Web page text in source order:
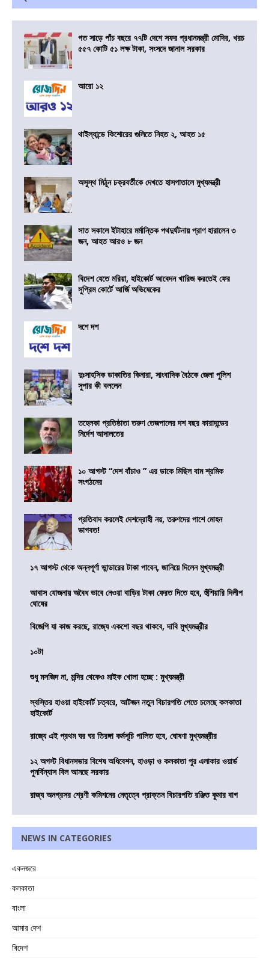
গত সাড়ে পাঁচ বছরে ৭৭টি দেশে সফর প্রধানমন্ত্রী মোদির, খরচ
৫৫৭ কোটি ৫১ লক্ষ টাকা, সংসদে জানাল সরকার
আরো ১২
থাইল্যান্ডে কিশোরের গুলিতে নিহত ২, আহত ১৫
অসুস্থ মিঠুন চক্রবর্তীকে দেখতে হাসপাতালে মুখ্যমন্ত্রী
সাত সকালে ইটাহারে মর্মান্তিক পথদুর্ঘটনায় প্রাণ হারালেন ৩
জন, আহত আরও ৮ জন
বিদেশ যেতে মরিয়া, হাইকোর্ট আবেদন খারিজ করতেই ফের
সুপ্রিম কোর্টে আর্জি অভিষেকের
দশে দশ
দুঃসাহসিক ডাকাতির কিনারা, সাংবাদিক বৈঠকে জেলা পুলিশ
সুপার কী বললেন
তহেলকা প্রতিষ্ঠাতা তরুণ তেজপালের দশ বছর কারাদন্ডের
নির্দেশ আদালতের
১০ আগস্ট “দেশ বাঁচাও ” এর ডাকে মিছিল বাম শ্রমিক
সংগঠনের
প্রতিবাদ করলেই দেশদ্রোহী নয়, তরুণদের পাশে মোহন
ভাগবত!
১৭ আগস্ট থেকে অন্নপূর্ণা ভান্ডারের টাকা পাবেন, জানিয়ে দিলেন মুখ্যমন্ত্রী
আবাস যোজনায় অবৈধ ভাবে নেওয়া বাড়ির টাকা ফেরত দিতে হবে, হুঁশিয়ারি দিলীপ
ঘোষের
বিজেপি যা কাজ করছে, রাজ্যে একশো বছর থাকবে, দাবি মুখ্যমন্ত্রীর
১০টা
শুধু মসজিদ না, মন্দির থেকেও মাইক খোলা হচ্ছে : মুখ্যমন্ত্রী
স্বস্তির হাওয়া হাইকোর্ট চত্বরে, আটজন নতুন বিচারপতি পেতে চলেছে কলকাতা
হাইকোর্ট
রাজ্যে এই প্রথম ঘর ঘর তিরঙ্গা কর্মসূচি পালিত হবে, ঘোষণা মুখ্যমন্ত্রীর
১২ অগস্ট বিধানসভার বিশেষ অধিবেশন, হাওড়া ও কলকাতা পুর এলাকার ওয়ার্ড
পুনর্বিন্যাস বিল আনছে সরকার
রাজ্য অনগ্রসর শ্রেণী কমিশনের নেতৃত্বে প্রাক্তন বিচারপতি রঞ্জিত কুমার বাগ
NEWS IN CATEGORIES
একনজরে
কলকাতা
বাংলা
আমার দেশ
বিদেশ